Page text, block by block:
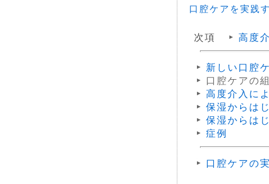
口腔ケアを実践
次項 高度
新しい口腔
口腔ケアの
高度介入に
保湿からは
保湿からは
症例
口腔ケアの